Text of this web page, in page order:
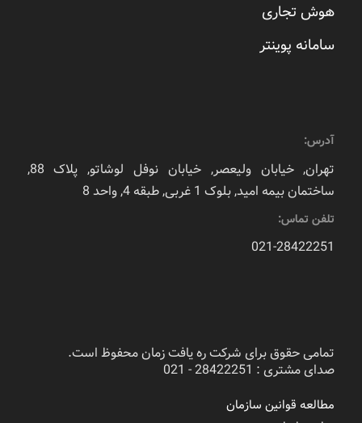
هوش تجاری
سامانه پوینتر
آدرس:
تهران, خیابان ولیعصر, خیابان نوفل لوشاتو, پلاک 88,
ساختمان بیمه امید, بلوک 1 غربی, طبقه 4, واحد 8
تلفن تماس:
021-28422251
تمامی حقوق برای شرکت ره یافت زمان محفوظ است.
صدای مشتری : 28422251 - 021
مطالعه قوانین سازمان